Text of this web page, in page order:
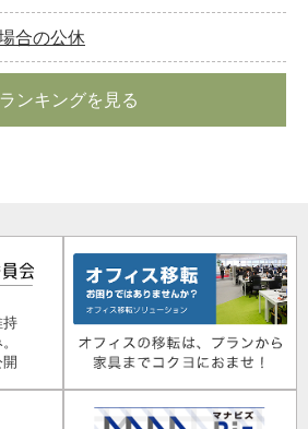
合の公休
ランキングを見る
持